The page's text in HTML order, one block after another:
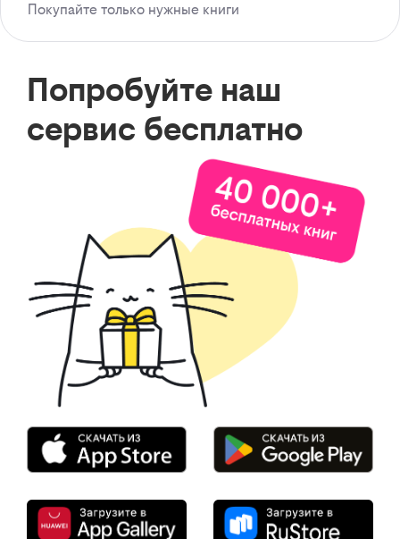
Покупайте только нужные книги
Попробуйте наш
сервис бесплатно